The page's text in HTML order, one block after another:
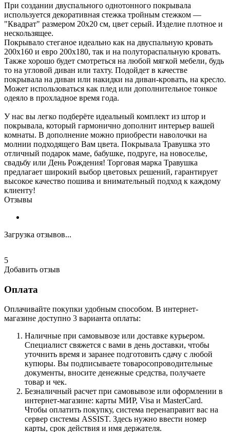
При создании двуспального однотонного покрывала
используется декоративная стежка тройным стежком —
"Квадрат" размером 20х20 см, цвет серый. Изделие плотное и
нескользящее.
Покрывало стеганое идеально как на двуспальную кровать
200х160 и евро 200х180, так и на полутораспальную кровать.
Также хорошо будет смотреться на любой мягкой мебели, будь
то на угловой диван или тахту. Подойдет в качестве
покрывала на диван или накидки на диван-кровать, на кресло.
Может использоваться как плед или дополнительное тонкое
одеяло в прохладное время года.
У нас вы легко подберёте идеальный комплект из штор и
покрывала, который гармонично дополнит интерьер вашей
комнаты. В дополнение можно приобрести наволочки на
молнии подходящего Вам цвета. Покрывала Травушка это
отличный подарок маме, бабушке, подруге, на новоселье,
свадьбу или День Рождения! Торговая марка Травушка
предлагает широкий выбор цветовых решений, гарантирует
высокое качество пошива и внимательный подход к каждому
клиенту!
Отзывы
Загрузка отзывов...
5
Добавить отзыв
Оплата
Оплачивайте покупки удобным способом. В интернет-
магазине доступно 3 варианта оплаты:
Наличные при самовывозе или доставке курьером.
Специалист свяжется с вами в день доставки, чтобы
уточнить время и заранее подготовить сдачу с любой
купюры. Вы подписываете товаросопроводительные
документы, вносите денежные средства, получаете
товар и чек.
Безналичный расчет при самовывозе или оформлении в
интернет-магазине: карты МИР, Visa и MasterCard.
Чтобы оплатить покупку, система перенаправит вас на
сервер системы ASSIST. Здесь нужно ввести номер
карты, срок действия и имя держателя.